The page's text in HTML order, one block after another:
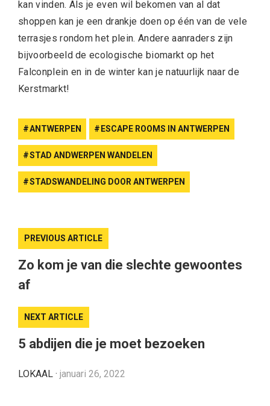
kan vinden. Als je even wil bekomen van al dat
shoppen kan je een drankje doen op één van de vele
terrasjes rondom het plein. Andere aanraders zijn
bijvoorbeeld de ecologische biomarkt op het
Falconplein en in de winter kan je natuurlijk naar de
Kerstmarkt!
ANTWERPEN ESCAPE ROOMS IN ANTWERPEN
STAD ANDWERPEN WANDELEN
STADSWANDELING DOOR ANTWERPEN
PREVIOUS ARTICLE
Zo kom je van die slechte gewoontes
af
NEXT ARTICLE
5 abdijen die je moet bezoeken
LOKAAL · januari 26, 2022